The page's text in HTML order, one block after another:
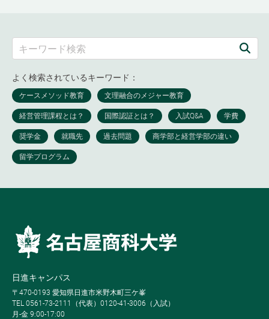
よく検索されているキーワード：
日進キャンパス
〒470-0193 愛知県日進市米野木町三ケ峯
TEL 0561-73-2111（代表）0120-41-3006（入試）
月-金 9:00-17:00